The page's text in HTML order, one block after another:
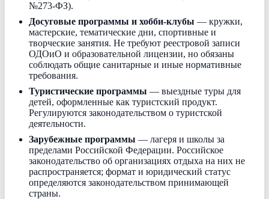
№273-ФЗ).
Досуговые программы и хобби-клубы — кружки,
мастерские, тематические дни, спортивные и
творческие занятия. Не требуют реестровой записи
ОДОиО и образовательной лицензии, но обязаны
соблюдать общие санитарные и иные нормативные
требования.
Туристические программы — выездные туры для
детей, оформленные как туристский продукт.
Регулируются законодательством о туристской
деятельности.
Зарубежные программы — лагеря и школы за
пределами Российской Федерации. Российское
законодательство об организациях отдыха на них не
распространяется; формат и юридический статус
определяются законодательством принимающей
страны.